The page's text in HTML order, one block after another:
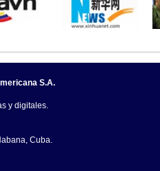
S.A.
y digitales.
Cuba.